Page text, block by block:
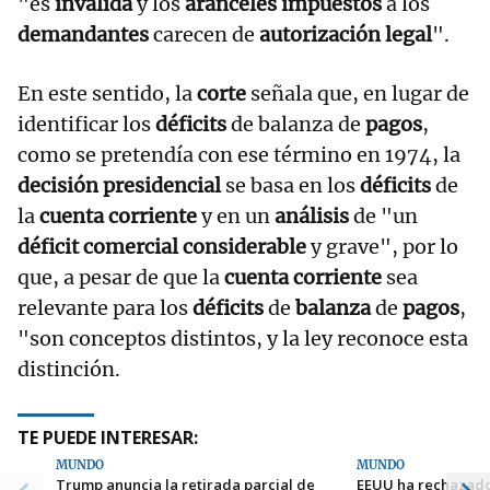
demandantescarecen de autorización legal".
En este sentido, lacorte señala que, en lugar de
identificar losdéficitsde balanza de pagos,
como se pretendía con ese término en 1974, la
decisión presidencialse basa en losdéficitsde
lacuenta corrientey en unanálisisde "un
déficit comercial considerabley grave", por lo
que, a pesar de que lacuenta corriente sea
relevante para losdéficitsde balanzade pagos,
"son conceptos distintos, y la ley reconoce esta
distinción.
TE PUEDE INTERESAR:
MUNDO
Trump anuncia la retirada parcial de
MUNDO
EEUU ha